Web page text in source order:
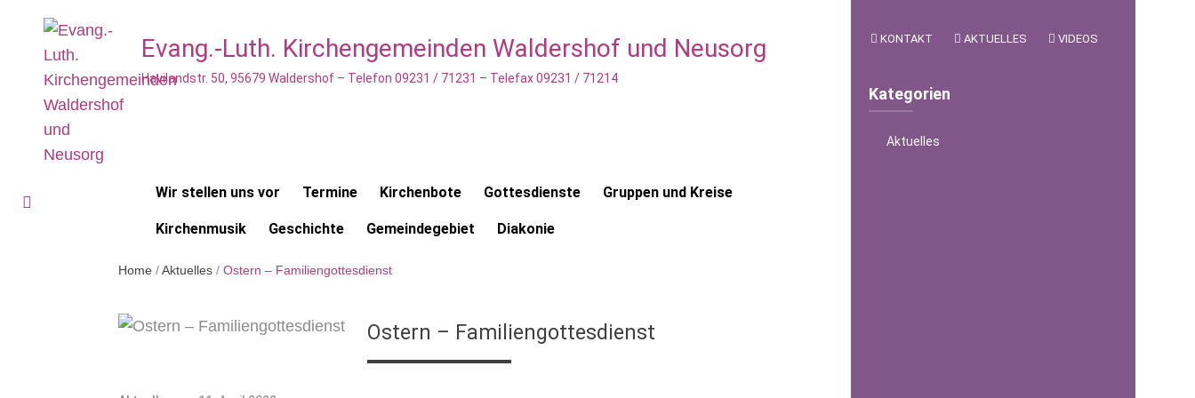
Evang.-Luth. Kirchengemeinden Waldershof und Neusorg
Havilandstr. 50, 95679 Waldershof – Telefon 09231 / 71231 – Telefax 09231 / 71214
KONTAKT AKTUELLES VIDEOS
Kategorien
Aktuelles
Wir stellen uns vor Termine Kirchenbote Gottesdienste Gruppen und Kreise
Kirchenmusik Geschichte Gemeindegebiet Diakonie
Home / Aktuelles/ Ostern – Familiengottesdienst
Ostern – Familiengottesdienst